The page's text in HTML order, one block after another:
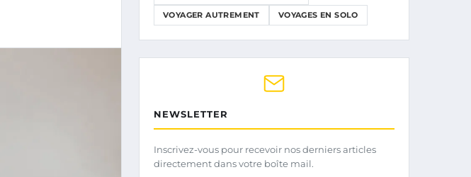
VOYAGER AUTREMENT VOYAGES EN SOLO
NEWSLETTER
Inscrivez-vous pour recevoir nos derniers articles
directement dans votre boîte mail.